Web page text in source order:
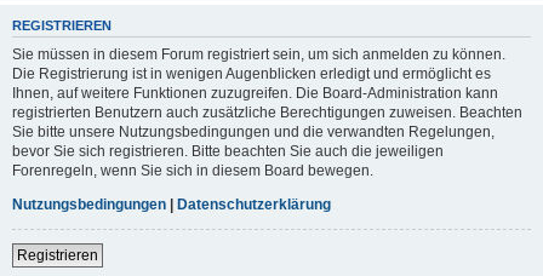
REGISTRIEREN
Sie müssen in diesem Forum registriert sein, um sich anmelden zu können.
Die Registrierung ist in wenigen Augenblicken erledigt und ermöglicht es
Ihnen, auf weitere Funktionen zuzugreifen. Die Board-Administration kann
registrierten Benutzern auch zusätzliche Berechtigungen zuweisen. Beachten
Sie bitte unsere Nutzungsbedingungen und die verwandten Regelungen,
bevor Sie sich registrieren. Bitte beachten Sie auch die jeweiligen
Forenregeln, wenn Sie sich in diesem Board bewegen.
Nutzungsbedingungen | Datenschutzerklärung
Registrieren